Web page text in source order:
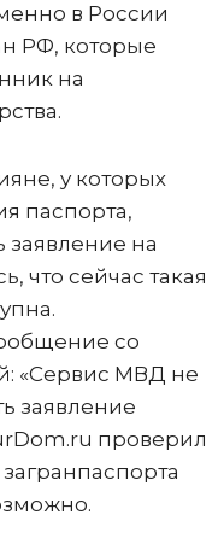
в России
РФ, которые
на
у которых
паспорта,
заявление на
что сейчас такая
со
«Сервис МВД не
заявление
проверил